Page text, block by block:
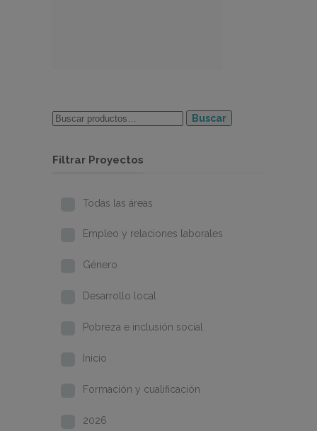
Buscar
Filtrar Proyectos
Todas las áreas
Empleo y relaciones laborales
Género
Desarrollo local
Pobreza e inclusión social
Inicio
Formación y cualificación
2026